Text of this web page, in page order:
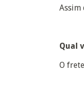
Assim
Qual
O